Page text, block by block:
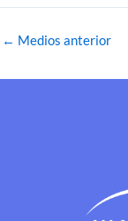
← Medios anterior